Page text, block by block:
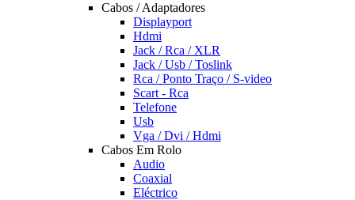
Cabos / Adaptadores
Displayport
Hdmi
Jack / Rca / XLR
Jack / Usb / Toslink
Rca / Ponto Traço / S-video
Scart - Rca
Telefone
Usb
Vga / Dvi / Hdmi
Cabos Em Rolo
Audio
Coaxial
Eléctrico